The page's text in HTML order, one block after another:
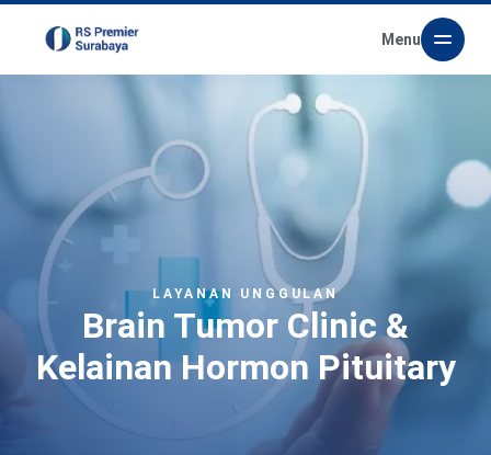
Menu
LAYANAN UNGGULAN
Brain Tumor Clinic &
Kelainan Hormon Pituitary